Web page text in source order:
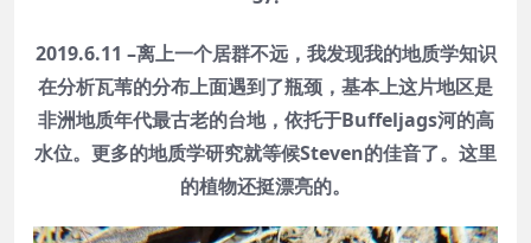
2019.6.11 –离上一个居群不远，我发现我的地质学知识
在分析瓦苇的分布上面遇到了瓶颈，基本上这片地区是
非洲地质年代最古老的台地，依托于Buffeljags河的高
水位。更多的地质学研究就等候Steven的佳音了。这里
的植物还挺漂亮的。